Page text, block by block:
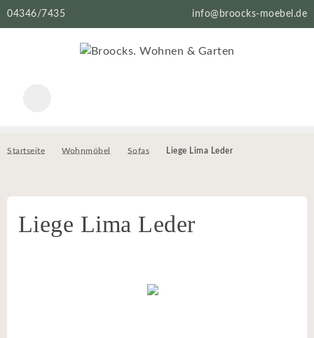
04346/7435 info@broocks-moebel.de
Startseite Wohnmöbel Sofas Liege Lima Leder
Liege Lima Leder